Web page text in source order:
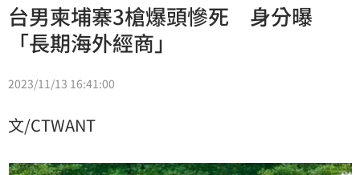
台男柬埔寨3槍爆頭慘死 身分曝
「長期海外經商」
2023/11/13 16:41:00
文/CTWANT